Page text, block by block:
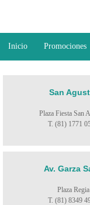
Inicio Promociones
San
Plaza Fiesta San
T. (81) 1771
Av. Garza
Plaza Regia
T. (81) 8349